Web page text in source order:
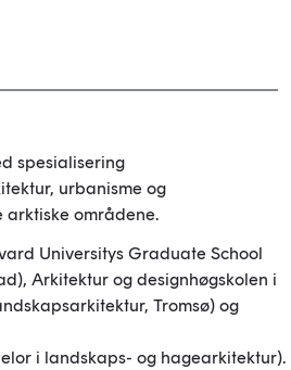
spesialisering
urbanisme og
arktiske områdene.
Universitys Graduate School
Arkitektur og designhøgskolen i
Tromsø) og
i landskaps- og hagearkitektur).